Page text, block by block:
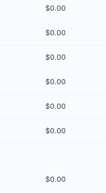
$0.00
$0.00
$0.00
$0.00
$0.00
$0.00
$0.00